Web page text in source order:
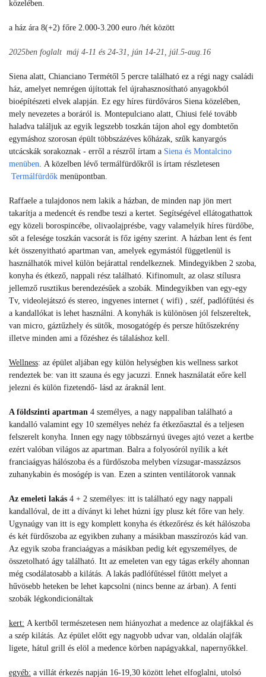
közelében.
a ház ára 8(+2) főre 2.000-3.200 euro /hét között
2025ben foglalt máj 4-11 és 24-31, jún 14-21, júl.5-aug.16
Siena alatt, Chianciano Termétől 5 percre található ez a régi nagy családi
ház, amelyet nemrégen újítottak fel újrahasznosítható anyagokból
bioépítészeti elvek alapján. Ez egy híres fürdőváros Siena közelében,
mely nevezetes a boráról is. Montepulciano alatt, Chiusi felé tovább
haladva találjuk az egyik legszebb toszkán tájon ahol egy dombtetőn
egymáshoz szorosan épült többszázéves kőházak, szűk kanyargós
utcácskák sorakoznak - erről a részről írtam a Siena és Montalcino
menüben. A közelben lévő termálfürdőkről is írtam részletesen
Termálfürdők menüpontban.
Raffaele a tulajdonos nem lakik a házban, de minden nap jön mert
takarítja a medencét és rendbe teszi a kertet. Segítségével ellátogathattok
egy közeli borospincébe, olivaolajprésbe, vagy valamelyik híres fürdőbe,
sőt a felesége toszkán vacsorát is főz igény szerint. A házban lent és fent
két összenyitható apartman van, amelyek egymástól függetlenül is
használhatók mivel külön bejárattal rendelkeznek. Mindegyikben 2 szoba,
konyha és étkező, nappali rész található. Kifinomult, az olasz stílusra
jellemző rusztikus berendezésűek a szobák. Mindegyikben van egy-egy
Tv, videolejátszó és stereo, ingyenes internet ( wifi) , széf, padlófűtési és
a kandallókat is lehet használni. A konyhák is különösen jól felszereltek,
van micro, gáztűzhely és sütők, mosogatógép és persze hűtőszekrény
illetve minden ami a főzéshez és tálaláshoz kell.
Wellness: az épület aljában egy külön helységben kis wellness sarkot
rendeztek be: van itt szauna és egy jacuzzi. Ennek használatát eőre kell
jelezni és külön fizetendő- lásd az áraknál lent.
A földszinti apartman 4 személyes, a nagy nappaliban található a
kandalló valamint egy 10 személyes nehéz fa étkezőasztal és a teljesen
felszerelt konyha. Innen egy nagy többszárnyú üveges ajtó vezet a kertbe
ezért valóban világos az apartman. Balra a folyosóról nyílik a két
franciaágyas hálószoba és a fürdőszoba melyben vízsugar-masszázsos
zuhanykabin és mosógép is van. Ezen a szinten ventilátorok vannak
Az emeleti lakás 4 + 2 személyes: itt is található egy nagy nappali
kandallóval, de itt a díványt ki lehet húzni így plusz két főre van hely.
Ugynaúgy van itt is egy komplett konyha és étkezőrész és két hálószoba
és két fürdőszoba az egyikben zuhany a másikban masszírozós kád van.
Az egyik szoba franciaágyas a másikban pedig két egyszemélyes, de
összetolható ágy található. Itt az emeleten van egy tágas erkély ahonnan
még csodálatosabb a kilátás. A lakás padlófűtéssel fűtött melyet a
hűvösebb heteken be lehet kapcsolni (nincs benne az árban). A fenti
szobák légkondicionáltak
kert: A kertből természetesen nem hiányozhat a medence az olajfákkal és
a szép kilátás. Az épület előtt egy nagyobb udvar van, oldalán olajfák
ligete, hátul grill és elöl a medence körben napágyakkal, napernyőkkel.
egyéb: a villát érkezés napján 16-19,30 között lehet elfoglalni, utolsó